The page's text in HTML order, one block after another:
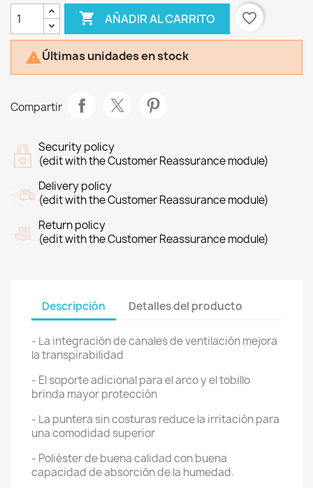
 AÑADIR AL CARRITO favorite_border
Últimas unidades en stock
Compartir
Security policy
(edit with the Customer Reassurance module)
Delivery policy
(edit with the Customer Reassurance module)
Return policy
(edit with the Customer Reassurance module)
Descripción Detalles del producto
- La integración de canales de ventilación mejora
la transpirabilidad
- El soporte adicional para el arco y el tobillo
brinda mayor protección
- La puntera sin costuras reduce la irritación para
una comodidad superior
- Poliéster de buena calidad con buena
capacidad de absorción de la humedad.